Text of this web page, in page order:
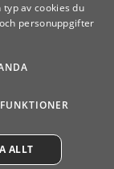
av cookies du
personuppgifter
ALLT